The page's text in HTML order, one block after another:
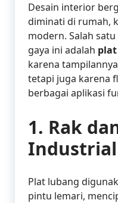
Desain interior
diminati di rumah,
modern. Salah
gaya ini adalah
karena
tetapi juga karena
berbagai aplikasi
1. Rak
Industrial
Plat lubang
pintu lemari,